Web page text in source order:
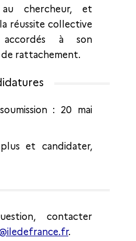
chercheur, et
réussite collective
à son
rattachement.
: 20 mai
et candidater,
contacter
.